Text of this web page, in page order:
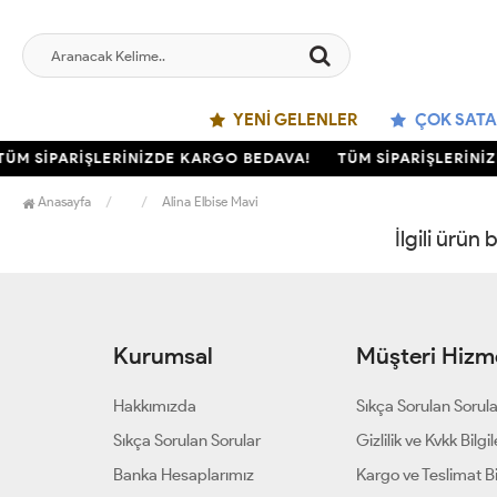
YENI GELENLER ÇOK
SİPARİŞLERİNİZDE KARGO BEDAVA! TÜM
Anasayfa Alina Elbise Mavi
İlgili ürün
Kurumsal
Hakkımızda
Sıkça Sorulan Sorular
Banka Hesaplarımız
Müşteri
Sıkça Sorulan
Gizlilik ve Kvkk
Kargo ve Teslimat